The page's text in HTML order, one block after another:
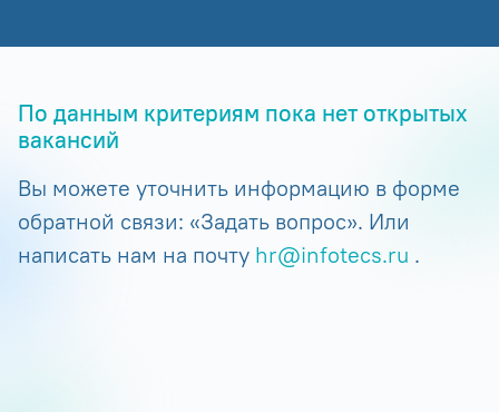
По данным критериям пока нет открытых
вакансий
Вы можете уточнить информацию в форме
обратной связи: «Задать вопрос». Или
написать нам на почту hr@infotecs.ru .